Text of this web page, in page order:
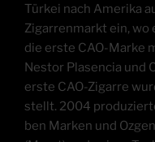
Tür­kei nach Ame­ri­ka
Zigar­ren­markt ein, wo
die ers­te CAO-Mar­ke
Nes­tor Pla­sen­cia und
ers­te CAO-Zigar­re
stellt. 2004
ben Mar­ken und